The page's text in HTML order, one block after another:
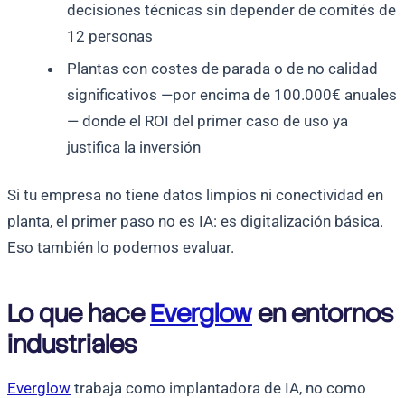
decisiones técnicas sin depender de comités de
12 personas
Plantas con costes de parada o de no calidad
significativos —por encima de 100.000€ anuales
— donde el ROI del primer caso de uso ya
justifica la inversión
Si tu empresa no tiene datos limpios ni conectividad en
planta, el primer paso no es IA: es digitalización básica.
Eso también lo podemos evaluar.
Lo que haceEverglowen entornos
industriales
Everglow trabaja como implantadora de IA, no como